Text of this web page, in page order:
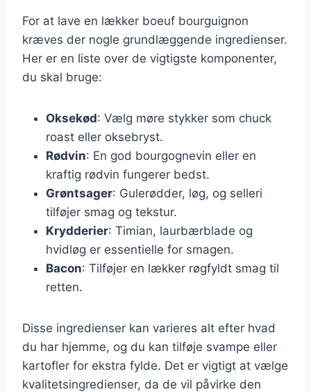
For at lave en lækker boeuf bourguignon
kræves der nogle grundlæggende ingredienser.
Her er en liste over de vigtigste komponenter,
du skal bruge:
Oksekød: Vælg møre stykker som chuck
roast eller oksebryst.
Rødvin: En god bourgognevin eller en
kraftig rødvin fungerer bedst.
Grøntsager: Gulerødder, løg, og selleri
tilføjer smag og tekstur.
Krydderier: Timian, laurbærblade og
hvidløg er essentielle for smagen.
Bacon: Tilføjer en lækker røgfyldt smag til
retten.
Disse ingredienser kan varieres alt efter hvad
du har hjemme, og du kan tilføje svampe eller
kartofler for ekstra fylde. Det er vigtigt at vælge
kvalitetsingredienser, da de vil påvirke den